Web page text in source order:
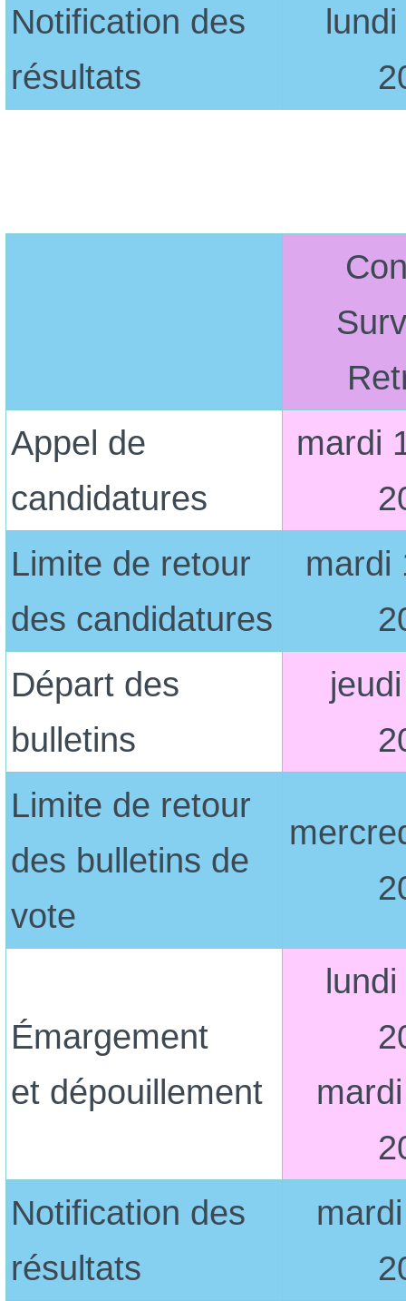
Notification des
résultats
Appel de
candidatures
mardi
Limite de retour
des candidatures
mardi
Départ des
bulletins
Limite de retour
des bulletins de
vote
Émargement
et dépouillement
Notification des
résultats